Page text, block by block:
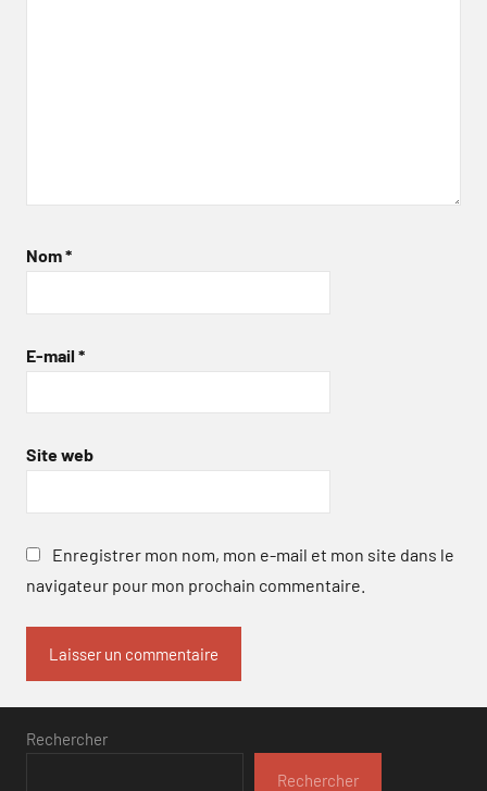
Nom*
E-mail *
Site web
Enregistrer mon nom, mon e-mail et mon site dans le
navigateur pour mon prochain commentaire.
Rechercher
Rechercher